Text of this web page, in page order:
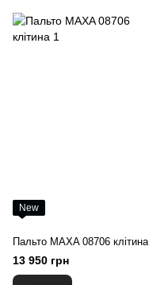
New
Пальто MAXA 08706 клітина
13 950 грн